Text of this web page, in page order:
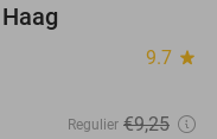
9.7 star
Regulier €9,25